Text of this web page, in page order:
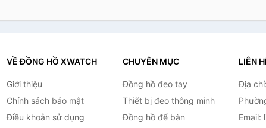
VỀ ĐỒNG HỒ XWATCH
Giới thiệu
Chính sách bảo mật
Điều khoản sử dụng
CHUYÊN MỤC
Đồng hồ đeo tay
Thiết bị đeo thông minh
Đồng hồ để bàn
LIÊN
Địa
Email: